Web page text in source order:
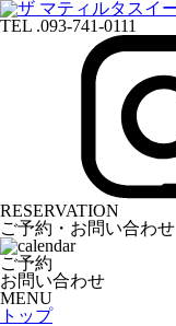
TEL .093-741-0111
RESERVATION
ご予約・お問い合わせ
ご予約
お問い合わせ
MENU
トップ